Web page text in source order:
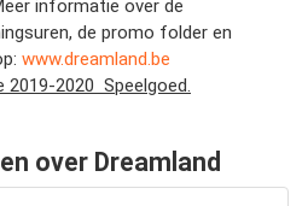
informatie over de
de promo folder en
www.dreamland.be
2019-2020 Speelgoed.
over Dreamland